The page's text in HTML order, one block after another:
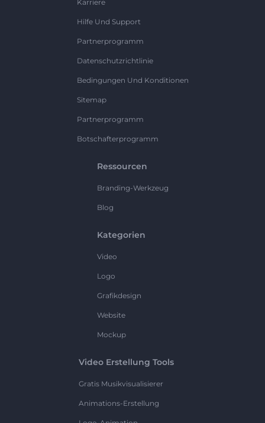
Karriere
Hilfe Und Support
Partnerprogramm
Datenschutzrichtlinie
Bedingungen Und Konditionen
Sitemap
Partnerprogramm
Botschafterprogramm
Ressourcen
Branding-Werkzeug
Blog
Kategorien
Video
Logo
Grafikdesign
Website
Mockup
Video Erstellung Tools
Gratis Musikvisualisierer
Animations-Erstellung